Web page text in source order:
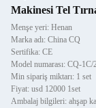
Makinesi Tel
Menşe yeri: Henan
Marka adı: China CQ
Sertifika: CE
Model numarası: CQ-
Min sipariş miktarı: 1 set
Fiyat: usd 12000 1set
Ambalaj bilgileri: ahşap